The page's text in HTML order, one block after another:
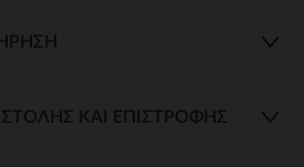
ΚΑΙ ΕΠΙΣΤΡΟΦΉΣ